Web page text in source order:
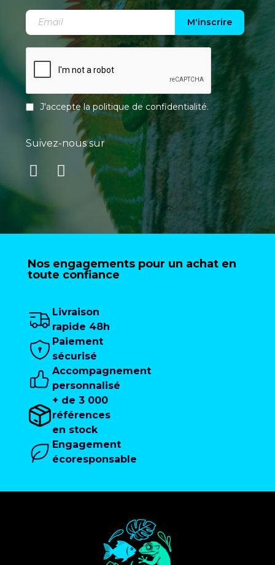
M'inscrire
J'accepte lapolitique de confidentialité.
Suivez-nous sur
Nos engagements pour un achat en
toute confiance
Livraison
rapide 48h
Paiement
sécurisé
Accompagnement
personnalisé
+ de 3 000
références
en stock
Engagement
écoresponsable